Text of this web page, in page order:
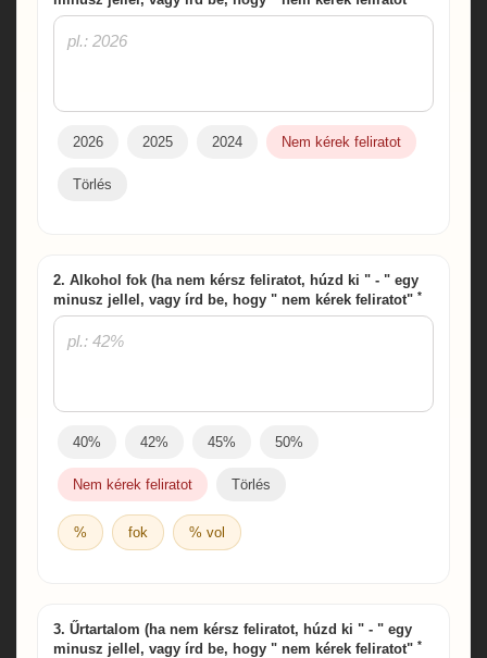
2026 2025 2024 Nem kérek feliratot
Törlés
2. Alkohol fok (ha nem kérsz feliratot, húzd ki " - " egy
minusz jellel, vagy írd be, hogy " nem kérek feliratot" *
40% 42% 45% 50%
Nem kérek feliratot Törlés
% fok % vol
3. Űrtartalom (ha nem kérsz feliratot, húzd ki " - " egy
minusz jellel, vagy írd be, hogy " nem kérek feliratot" *